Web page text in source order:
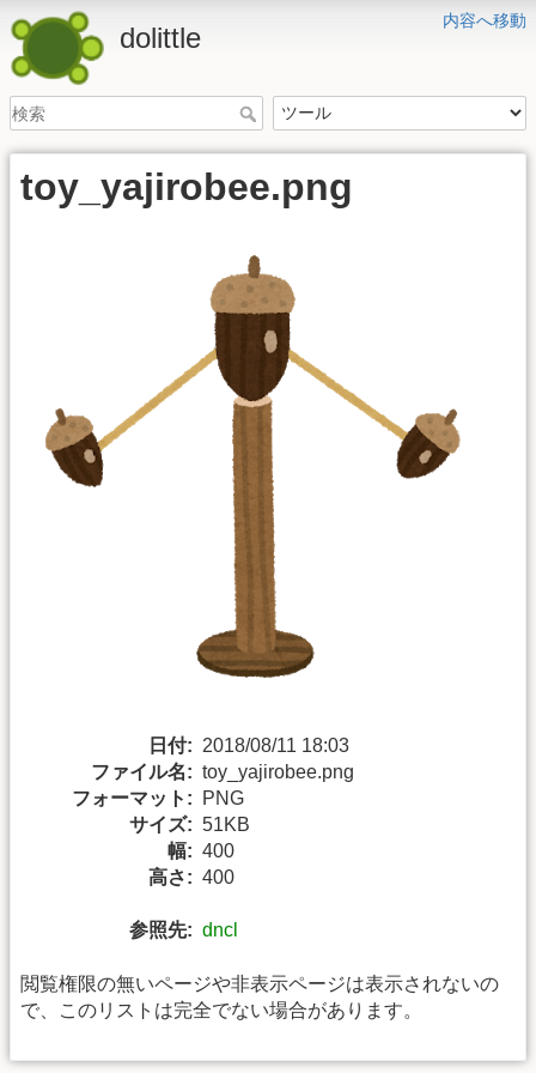
内容へ移動
dolittle
toy_yajirobee.png
日付: 2018/08/11 18:03
ファイル名: toy_yajirobee.png
フォーマット:
PNG
サイズ: 51KB
幅: 400
高さ: 400
参照先: dncl
閲覧権限の無いページや非表示ページは表示されないの
で、このリストは完全でない場合があります。